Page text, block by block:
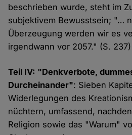
beschrieben wurde, steht im
subjektivem Bewusstsein; "…
Überzeugung werden wir es
irgendwann vor 2057." (S. 237)
Teil IV: "Denkverbote,
Durcheinander": Sieben
Widerlegungen des
nüchtern, umfassend,
Religion sowie das "Warum"